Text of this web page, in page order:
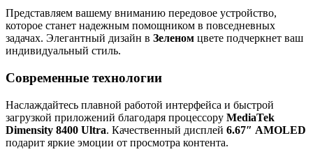
Представляем вашему вниманию передовое устройство,
которое станет надежным помощником в повседневных
задачах. Элегантный дизайн в Зеленом цвете подчеркнет ваш
индивидуальный стиль.
Современные технологии
Наслаждайтесь плавной работой интерфейса и быстрой
загрузкой приложений благодаря процессору MediaTek
Dimensity 8400 Ultra. Качественный дисплей 6.67″ AMOLED
подарит яркие эмоции от просмотра контента.